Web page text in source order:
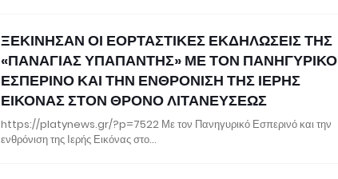
ΞΕΚΙΝΗΣΑΝ ΟΙ ΕΟΡΤΑΣΤΙΚΕΣ ΕΚΔΗΛΩΣΕΙΣ ΤΗΣ
«ΠΑΝΑΓΙΑΣ ΥΠΑΠΑΝΤΗΣ» ΜΕ ΤΟΝ ΠΑΝΗΓΥΡΙΚΟ
ΕΣΠΕΡΙΝΟ ΚΑΙ ΤΗΝ ΕΝΘΡΟΝΙΣΗ ΤΗΣ ΙΕΡΗΣ
ΕΙΚΟΝΑΣ ΣΤΟΝ ΘΡΟΝΟ ΛΙΤΑΝΕΥΣΕΩΣ
https://platynews.gr/?p=7522 Με τον Πανηγυρικό Εσπερινό και την
ενθρόνιση της Ιερής Εικόνας στο…